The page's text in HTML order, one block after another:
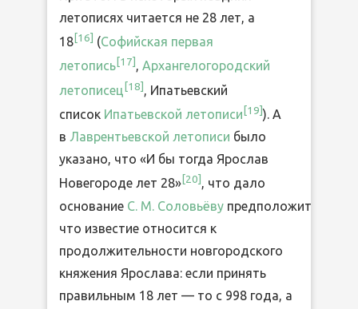
летописях читается не 28 лет, а
18 16 (Софийская первая
летопись 17 , Архангелогородский
летописец [18] , Ипатьевский
список Ипатьевской летописи 19 ]). А
в Лаврентьевской летописи было
указано, что «И бы тогда Ярослав
Новегороде лет 28» 20 , что дало
основание С. М. Соловьёву предположить,
что известие относится к
продолжительности новгородского
княжения Ярослава: если принять
правильным 18 лет — то с 998 года, а